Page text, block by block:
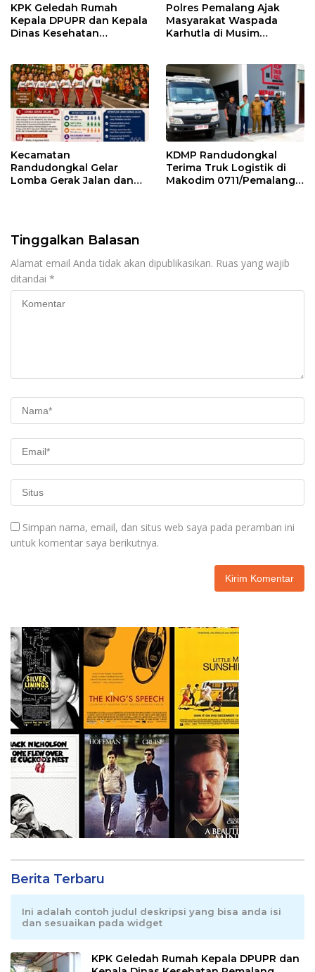
KPK Geledah Rumah
Kepala DPUPR dan Kepala
Dinas Kesehatan
Polres Pemalang Ajak
Masyarakat Waspada
Karhutla di Musim
Kecamatan
Randudongkal Gelar
Lomba Gerak Jalan dan
KDMP Randudongkal
Terima Truk Logistik di
Makodim 0711/Pemalang
Tinggalkan Balasan
Alamat email Anda tidak akan dipublikasikan. Ruas yang wajib
ditandai *
Simpan nama, email, dan situs web saya pada peramban ini
untuk komentar saya berikutnya.
Berita Terbaru
Ini adalah contoh judul deskripsi yang bisa anda isi
dan sesuaikan pada widget
KPK Geledah Rumah Kepala DPUPR dan